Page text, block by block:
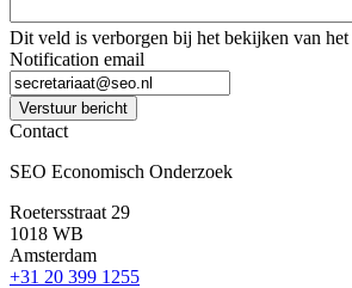
Dit veld is verborgen bij het bekijken van
Notification email
Verstuur bericht
Contact
SEO Economisch Onderzoek
Roetersstraat 29
1018 WB
Amsterdam
+31 20 399 1255